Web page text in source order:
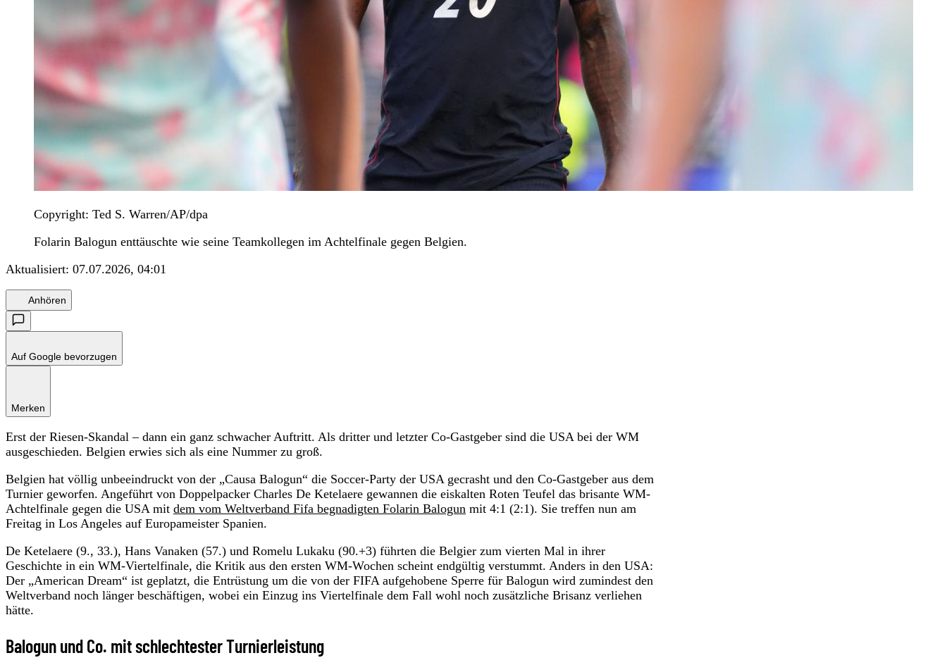
Copyright: Ted S. Warren/AP/dpa
Folarin Balogun enttäuschte wie seine Teamkollegen im Achtelfinale gegen Belgien.
Aktualisiert: 07.07.2026, 04:01
Anhören
Auf Google bevorzugen
Merken
Erst der Riesen-Skandal – dann ein ganz schwacher Auftritt. Als dritter und letzter Co-Gastgeber sind die USA bei der WM
ausgeschieden. Belgien erwies sich als eine Nummer zu groß.
Belgien hat völlig unbeeindruckt von der „Causa Balogun“ die Soccer-Party der USA gecrasht und den Co-Gastgeber aus dem
Turnier geworfen. Angeführt von Doppelpacker Charles De Ketelaere gewannen die eiskalten Roten Teufel das brisante WM-
Achtelfinale gegen die USA mit dem vom Weltverband Fifa begnadigten Folarin Balogun mit 4:1 (2:1). Sie treffen nun am
Freitag in Los Angeles auf Europameister Spanien.
De Ketelaere (9., 33.), Hans Vanaken (57.) und Romelu Lukaku (90.+3) führten die Belgier zum vierten Mal in ihrer
Geschichte in ein WM-Viertelfinale, die Kritik aus den ersten WM-Wochen scheint endgültig verstummt. Anders in den USA:
Der „American Dream“ ist geplatzt, die Entrüstung um die von der FIFA aufgehobene Sperre für Balogun wird zumindest den
Weltverband noch länger beschäftigen, wobei ein Einzug ins Viertelfinale dem Fall wohl noch zusätzliche Brisanz verliehen
hätte.
Balogun und Co. mit schlechtester Turnierleistung